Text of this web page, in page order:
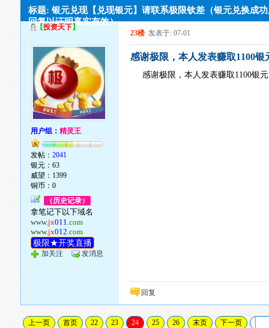
标题: 银元兑现【兑现银元】请联系极限钦差（银元兑换成
回复以证明真实有效）
【投资天下】
用户组：精灵王
发帖：2041
银元：63
威望：1399
铜币：0
（历史记录）
拿笔记下以下域名
www.jx011.com
www.jx012.com
极限★开奖直播
加关注 发消息
23楼 发表于: 07-01
感谢极限，本人发表赚取1100
感谢极限，本人发表赚取1100银
回复
上一页 首页 22 23 24 25 26 末页 下一页